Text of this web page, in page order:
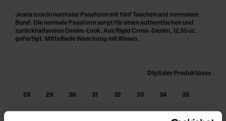
Digitaler Produktpass
28 29 30 31 32 33 34 35
Jeans Icon in normaler Passform mit fünf Taschen und normalem
Bund. Die normale Passform sorgt für einen authentischen und
zurückhaltenden Denim-Look. Aus Rigid Cross-Denim, 12,50 oz.
gefertigt. Mittelhelle Waschung mit Rissen.